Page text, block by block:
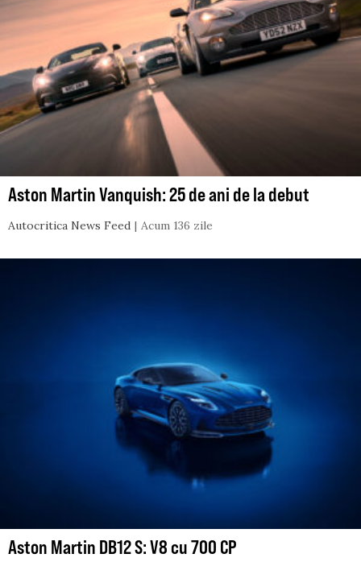
Aston Martin Vanquish: 25 de ani de la debut
Autocritica News Feed Acum 136 zile
Aston Martin DB12 S: V8 cu 700 CP